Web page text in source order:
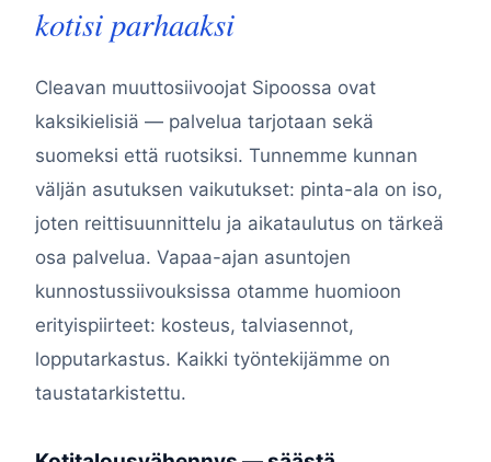
kotisi parhaaksi
Cleavan muuttosiivoojat Sipoossa ovat
kaksikielisiä — palvelua tarjotaan sekä
suomeksi että ruotsiksi. Tunnemme kunnan
väljän asutuksen vaikutukset: pinta-ala on iso,
joten reittisuunnittelu ja aikataulutus on tärkeä
osa palvelua. Vapaa-ajan asuntojen
kunnostussiivouksissa otamme huomioon
erityispiirteet: kosteus, talviasennot,
lopputarkastus. Kaikki työntekijämme on
taustatarkistettu.